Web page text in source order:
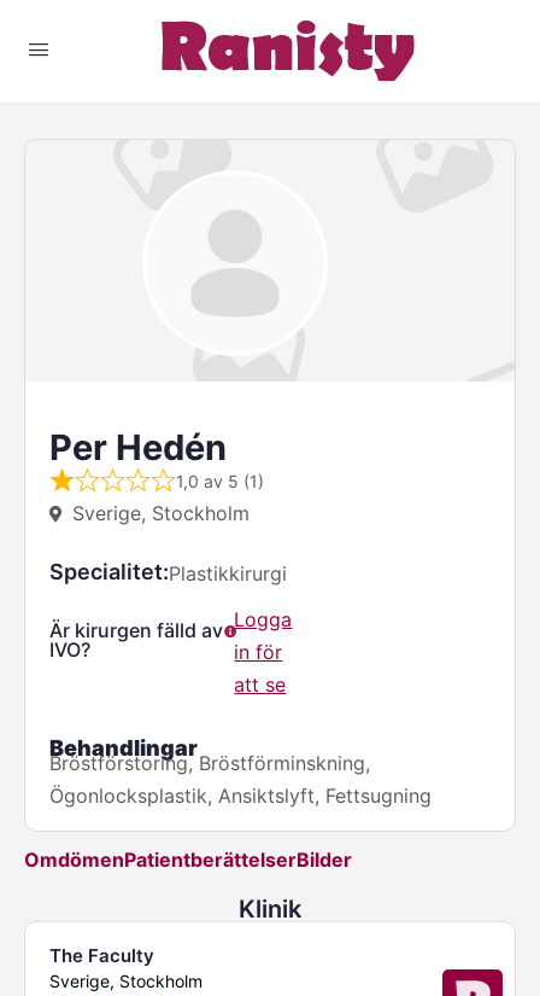
Per Hedén
1,0 av 5 (1)
Sverige, Stockholm
Specialitet Plastikkirurgi
Är kirurgen fälld av
IVO?
Logga
in för
att se
Behandlingar
Bröstförstoring, Bröstförminskning,
Ögonlocksplastik, Ansiktslyft, Fettsugning
OmdömenPatientberättelserBilder
Klinik
The Faculty
Sverige, Stockholm